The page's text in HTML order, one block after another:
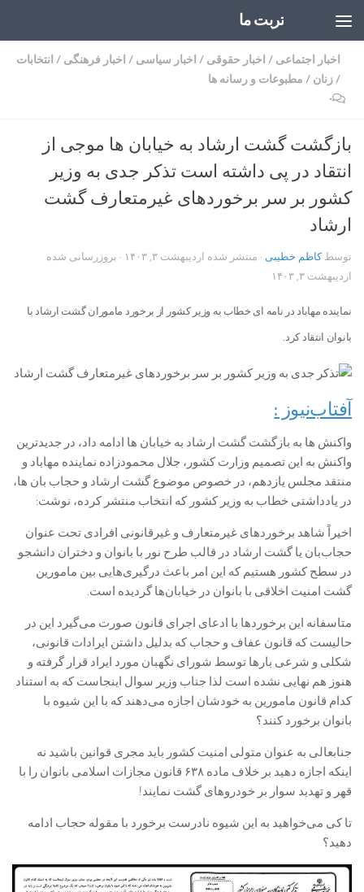
تربت ما
اخبار اجتماعی / اخبار حقوقی / اخبار سیاسی / اخبار فرهنگی / انتخابات
/زنان / مطبوعات و رسانه ها
۰
بازگشت گشت ارشاد به خیابان ها موجی از
انتقاد در پی داشته است تذکر جدی به وزیر
کشور بر سر برخورد‌های غیرمتعارف گشت
ارشاد
توسطکاظم خطیبی · منتشر شده اردیبهشت ۳, ۱۴۰۳
· بروزرسانی شده
اردیبهشت ۳, ۱۴۰۳
نماینده مهاباد در نامه ای خطاب به وزیر کشور از برخورد ماموران گشت ارشاد با
بانوان انتقاد کرد.
آفتاب‌‌نیوز :
واکنش ها به بازگشت گشت ارشاد به خیابان ها ادامه داد، در جدیدترین
واکنش به این تصمیم وزارت کشور، جلال محمودزاده نماینده مهاباد و
منتقد مجلس یازدهم، در خصوص موضوع گشت ارشاد و حجاب بان ها،
در یادداشتی خطاب به وزیر کشور که انتخاب منتشر کرده، نوشت:
اخیراً شاهد برخوردهای غیرمتعارف و غیرقانونی افرادی تحت عنوان
حجاب‌بان یا گشت ارشاد در قالب طرح نور با بانوان و دختران دانشجو
در سطح کشور هستیم که این امر باعث درگیری‌هایی بین مامورین
گشت امنیت اخلاقی با بانوان در خیابان‌ها گردیده است.
متاسفانه این برخوردها با ادعای اجرای قانون صورت می‌گیرد این در
حالیست که قانون عفاف و حجاب که بدلیل داشتن ایرادات قانونی،
شکلی و شرعی بارها توسط شورای نگهبان مورد ایراد قرار گرفته و
هنوز هم نهایی نشده است لذا جناب وزیر سوال اینجاست که به استناد
کدام قانون مامورین به خودشان اجازه می‌دهند که با این شیوه با
بانوان برخورد کنند؟
جنابعالی به عنوان متولی امنیت کشور باید مجری قوانین باشید نه
اینکه اجازه دهید بر خلاف ماده ۶۳۸ قانون مجازات اسلامی بانوان را با
قهر و تهدید سوار بر خودروهای گشت نمایند!
تا کی می‌خواهید به این شیوه نادرست برخورد با مقوله حجاب ادامه
دهید؟